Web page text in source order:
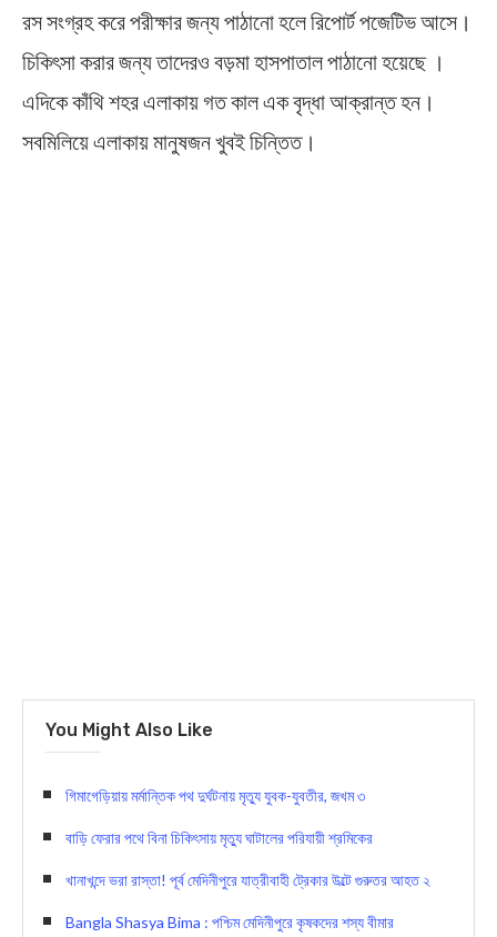
রস সংগ্রহ করে পরীক্ষার জন্য পাঠানো হলে রিপোর্ট পজেটিভ আসে।
চিকিৎসা করার জন্য তাদেরও বড়মা হাসপাতাল পাঠানো হয়েছে ।
এদিকে কাঁথি শহর এলাকায় গত কাল এক বৃদ্ধা আক্রান্ত হন।
সবমিলিয়ে এলাকায় মানুষজন খুবই চিন্তিত।
You Might Also Like
গিমাগেড়িয়ায় মর্মান্তিক পথ দুর্ঘটনায় মৃত্যু যুবক-যুবতীর, জখম ৩
বাড়ি ফেরার পথে বিনা চিকিৎসায় মৃত্যু ঘাটালের পরিযায়ী শ্রমিকের
খানাখন্দে ভরা রাস্তা! পূর্ব মেদিনীপুরে যাত্রীবাহী ট্রেকার উল্টে গুরুতর আহত ২
Bangla Shasya Bima : পশ্চিম মেদিনীপুরে কৃষকদের শস্য বীমার